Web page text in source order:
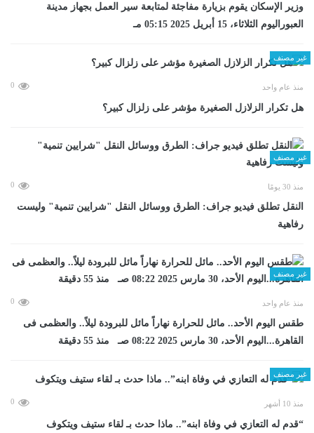
وزير الإسكان يقوم بزيارة مفاجئة لمتابعة سير العمل بجهاز مدينة
العبوراليوم الثلاثاء، 15 أبريل 2025 05:15 مـ
غير مصنف
منذ عام واحد 0
هل تكرار الزلازل الصغيرة مؤشر على زلزال كبير؟
غير مصنف
منذ 30 يومًا 0
​النقل تطلق فيديو جراف: الطرق ووسائل النقل "شرايين تنمية" وليست
رفاهية
غير مصنف
منذ عام واحد 0
طقس اليوم الأحد.. مائل للحرارة نهاراً مائل للبرودة ليلاً.. والعظمى فى
القاهرة...اليوم الأحد، 30 مارس 2025 08:22 صـ منذ 55 دقيقة
غير مصنف
منذ 10 أشهر 0
“قدم له التعازي في وفاة ابنه”.. ماذا حدث بـ لقاء ستيف ويتكوف